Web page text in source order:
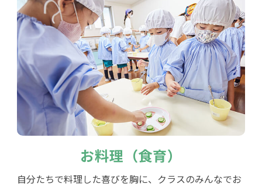
お料理（食育）
自分たちで料理した喜びを胸に、クラスのみんなでお